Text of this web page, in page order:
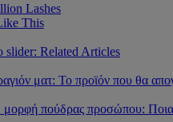
Lashes
This
slider: Related Articles
ματ: Το προϊόν που θα
πούδρας προσώπου: Ποια